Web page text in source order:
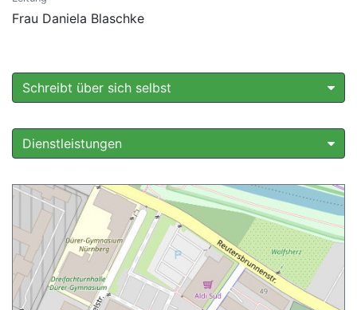
Frau Daniela Blaschke
Schreibt über sich selbst
Dienstleistungen